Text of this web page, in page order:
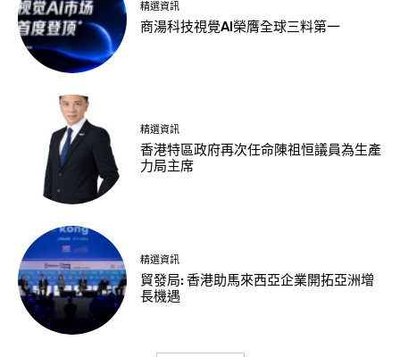
精選資訊
商湯科技視覺AI榮膺全球三料第一
精選資訊
香港特區政府再次任命陳祖恒議員為生產
力局主席
精選資訊
貿發局: 香港助馬來西亞企業開拓亞洲增
長機遇